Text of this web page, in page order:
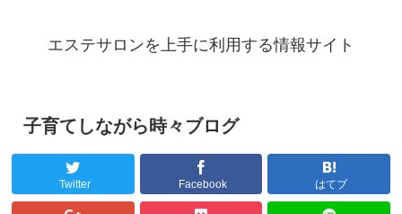
エステサロンを上手に利用する情報サイト
子育てしながら時々ブログ
Twitter Facebook はてブ